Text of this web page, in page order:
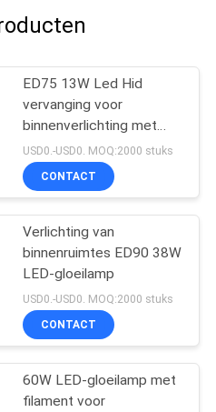
ED75 13W Led Hid
vervanging voor
binnenverlichting met
hoge helderheid
USD0.-USD0. MOQ:2000 stuks
CONTACT
Verlichting van
binnenruimtes ED90 38W
LED-gloeilamp
USD0.-USD0. MOQ:2000 stuks
CONTACT
60W LED-gloeilamp met
filament voor